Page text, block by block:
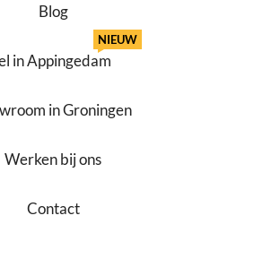
Blog
in Appingedam
NIEUW
in Groningen
Werken bij ons
Contact